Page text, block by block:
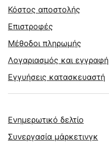
Κόστος αποστολής
Επιστροφές
Μέθοδοι πληρωμής
Λογαριασμός και εγγραφή
Εγγυήσεις κατασκευαστή
Ενημερωτικό δελτίο
Συνεργασία μάρκετινγκ